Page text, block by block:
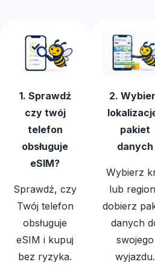
1. Sprawdź
czy twój
telefon
obsługuje
eSIM?
Sprawdź, czy
Twój telefon
obsługuje
eSIM i kupuj
bez ryzyka.
2.
pakiet
danych
Wybierz
lub
dobierz
danych
swojego
wyjazdu.